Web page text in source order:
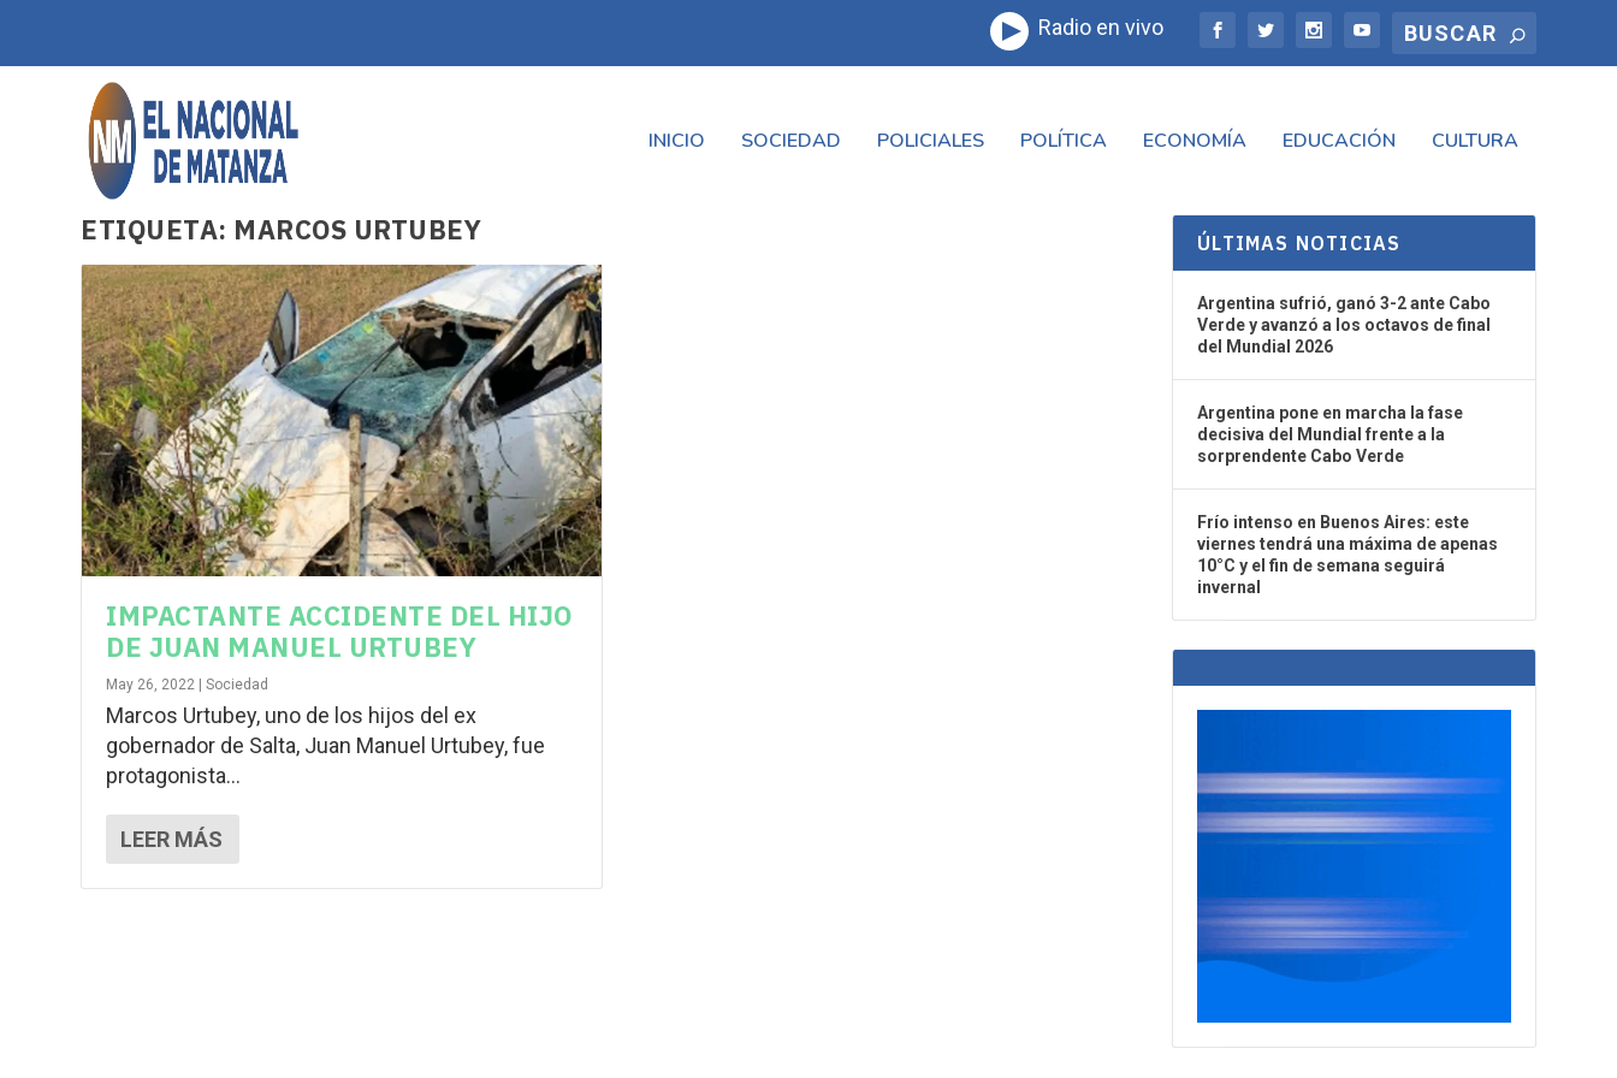
Radio en vivo
INICIO SOCIEDAD POLICIALES POLÍTICA ECONOMÍA EDUCACIÓN CULTURA
ETIQUETA: MARCOS URTUBEY
IMPACTANTE ACCIDENTE DEL HIJO
DE JUAN MANUEL URTUBEY
May 26, 2022 |Sociedad
Marcos Urtubey, uno de los hijos del ex
gobernador de Salta, Juan Manuel Urtubey, fue
protagonista...
LEER MÁS
ÚLTIMAS NOTICIAS
Argentina sufrió, ganó 3-2 ante Cabo
Verde y avanzó a los octavos de final
del Mundial 2026
Argentina pone en marcha la fase
decisiva del Mundial frente a la
sorprendente Cabo Verde
Frío intenso en Buenos Aires: este
viernes tendrá una máxima de apenas
10°C y el fin de semana seguirá
invernal